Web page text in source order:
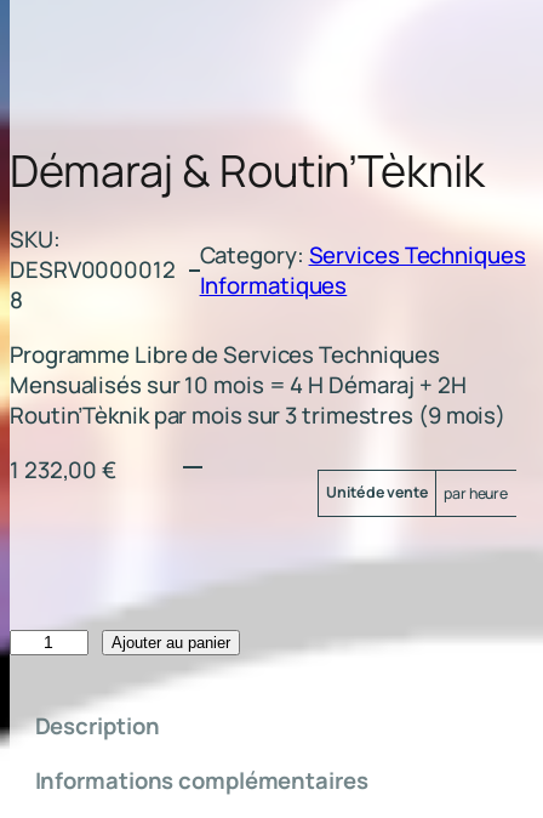
Démaraj & Routin’Tèknik
SKU:
DESRV0000012
8
Category: Services Techniques
Informatiques
Programme Libre de Services Techniques
Mensualisés sur 10 mois = 4 H Démaraj + 2H
Routin’Tèknik par mois sur 3 trimestres (9 mois)
1 232,00€ Attributs Valeur
Unité de vente par heure
q
n
Ajouter au panier
Description
Informations complémentaires